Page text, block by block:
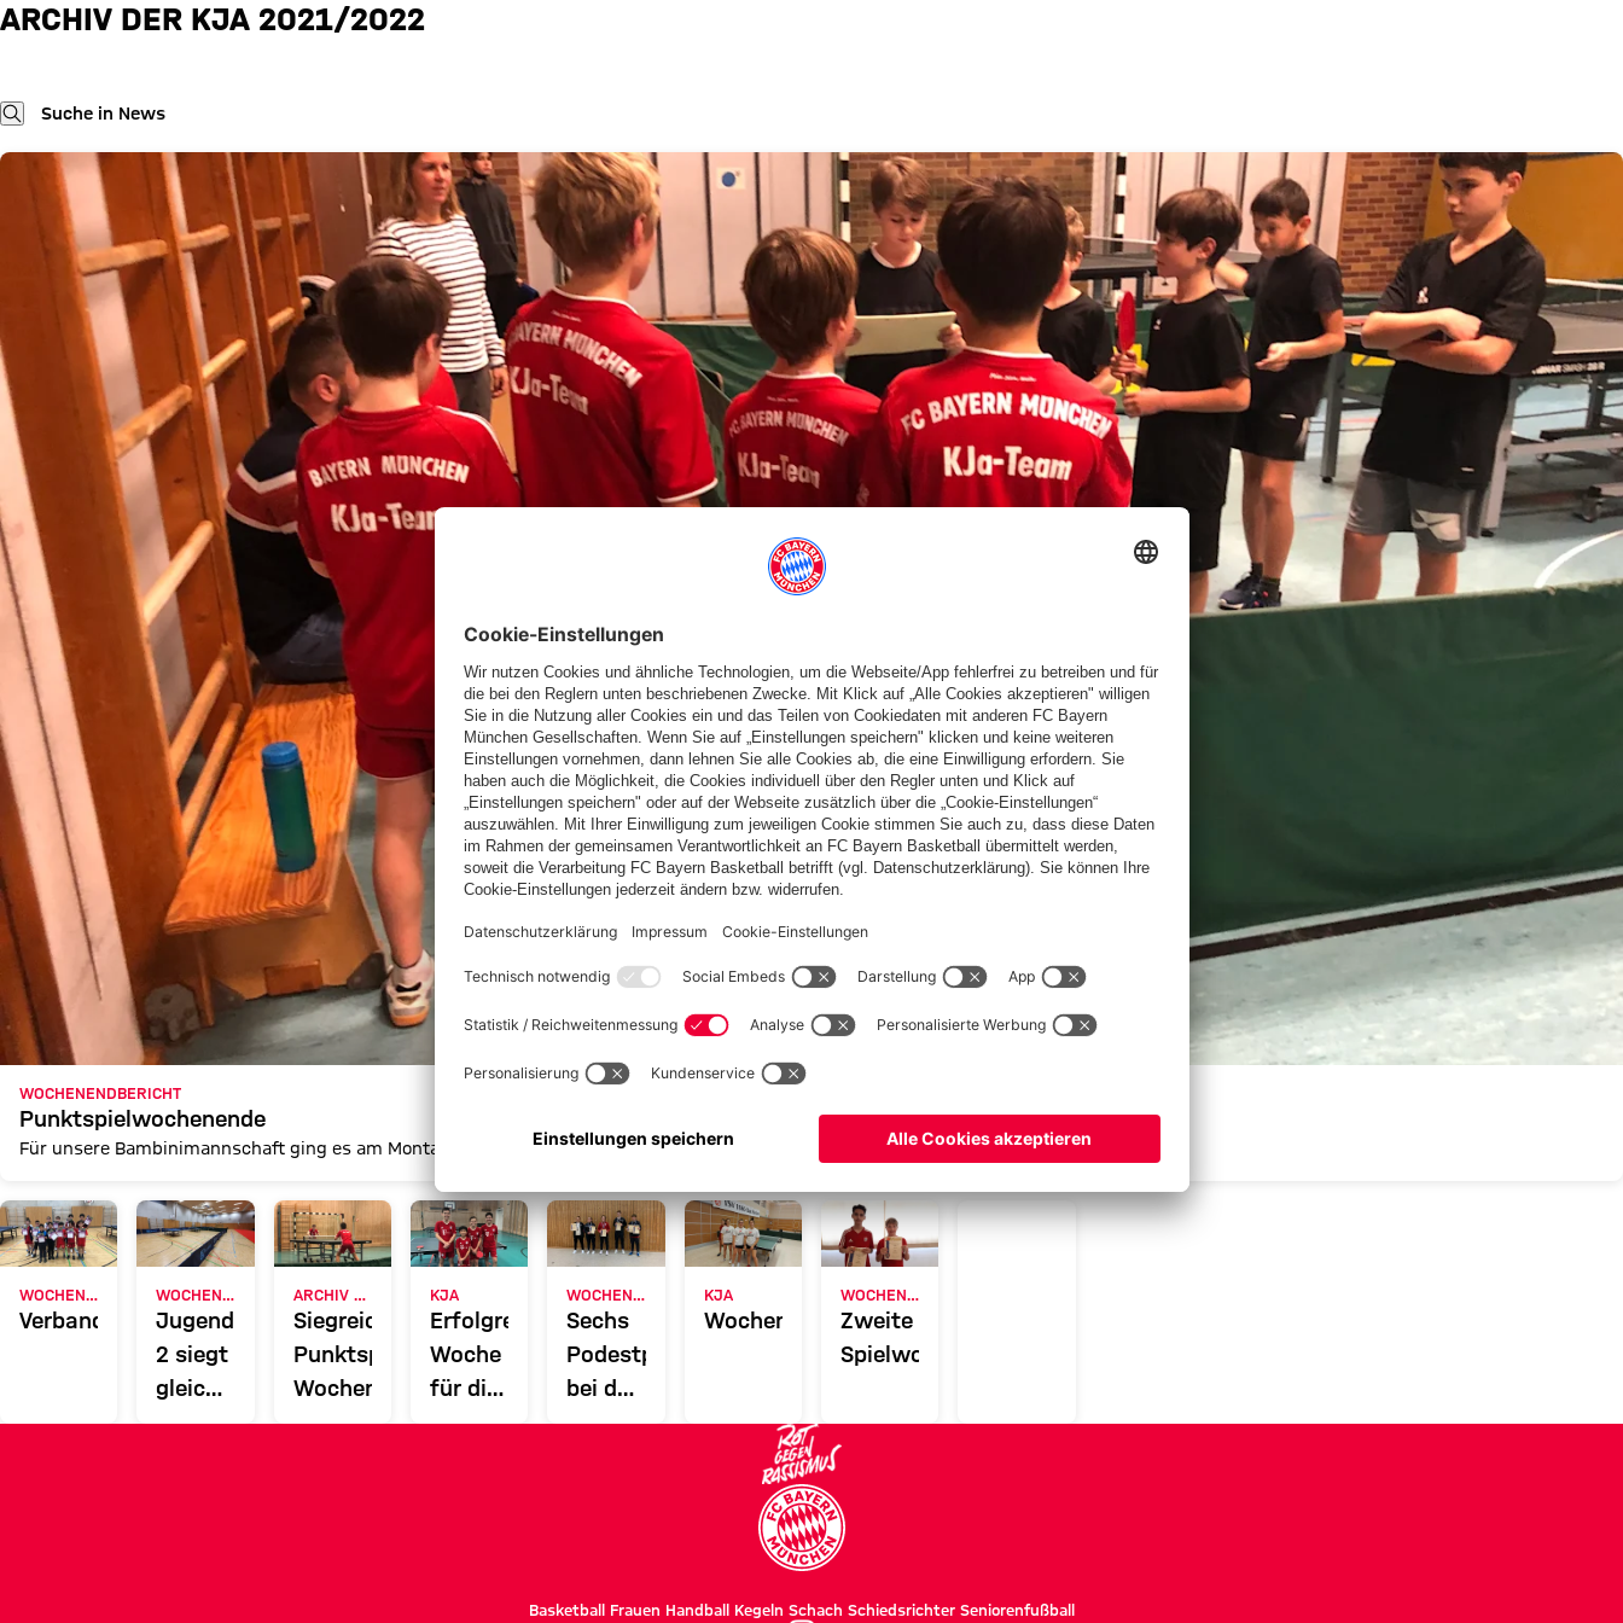
KJa 2021/2022
ARCHIV DER KJA 2021/2022
WOCHENENDBERICHT
Punktspielwochenende
Für unsere Bambinimannschaft ging es am Montag zum TTC Perlach. Die jüngsten KJa Spieler kämpften sich sehr gut durch.
Verbandsbereichseinzelmeisterschaften
Jugend
2 siegt
gleich
doppelt
Siegreiches
Punktspiel-
Wochenede
KJA
Erfolgreiche
Woche
für die
KJa
Sechs
Podestplätze
bei den
Bezirkseinzelmeisterschaften
KJA
Wochenendbericht
Zweite
Spielwoche
Basketball Frauen Handball Kegeln Schach Schiedsrichter Seniorenfußball